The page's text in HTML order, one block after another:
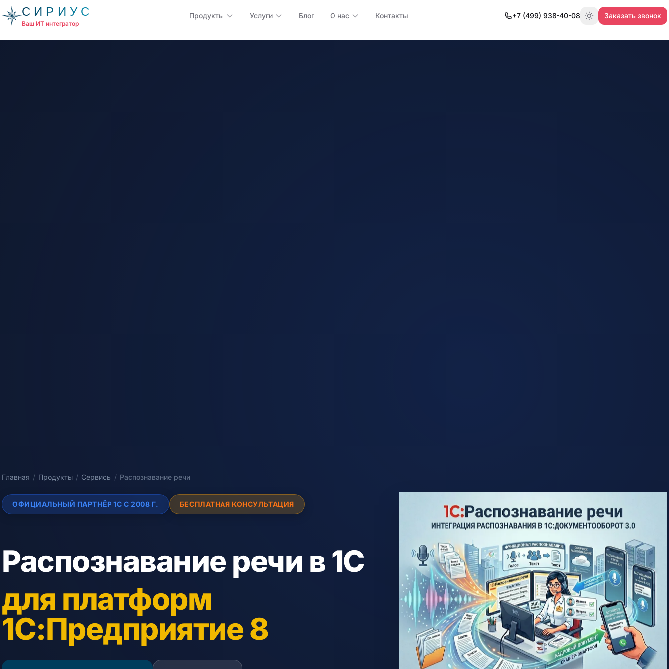
СИРИУС
Ваш ИТ интегратор
Продукты Услуги Блог О нас Контакты +7 (499) 938-40-08
Переключить тему
Заказать звонок
Главная / Продукты / Сервисы / Распознавание речи
ОФИЦИАЛЬНЫЙ ПАРТНЁР 1С С 2008 Г. БЕСПЛАТНАЯ КОНСУЛЬТАЦИЯ
Распознавание речи в 1С
для платформ
1С:Предприятие 8